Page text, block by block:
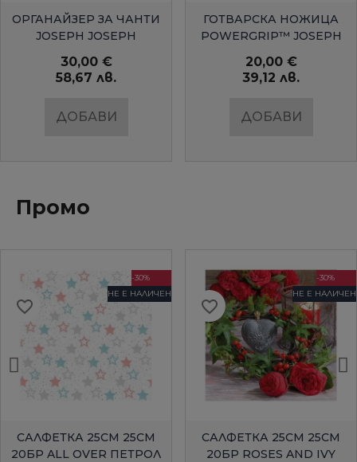
БЪРЗ ПРЕГЛЕД
ОРГАНАЙЗЕР ЗА ЧАНТИ
JOSEPH JOSEPH
30,00 €
58,67 лв.
ДОБАВИ
БЪРЗ ПРЕГЛЕД
ГОТВАРСКА НОЖИЦА
POWERGRIP™ JOSEPH
20,00 €
39,12 лв.
ДОБАВИ
Промо
БЪРЗ ПРЕГЛЕД
-30%
НЕ Е НАЛИЧЕН
САЛФЕТКА 25СМ 25СМ
20БР ALL OVER ПЕТРОЛ
favorite_border
БЪРЗ ПРЕГЛЕД
-30%
НЕ Е НАЛИЧЕН
САЛФЕТКА 25СМ 25СМ
20БР ROSES AND IVY
favorite_border